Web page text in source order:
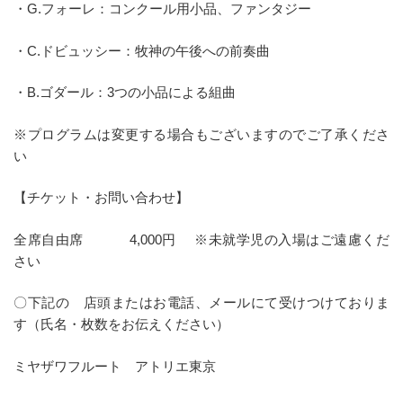
・G.フォーレ：コンクール用小品、ファンタジー
・C.ドビュッシー：牧神の午後への前奏曲
・B.ゴダール：3つの小品による組曲
※プログラムは変更する場合もございますのでご了承くださ
い
【チケット・お問い合わせ】
全席自由席 4,000円 ※未就学児の入場はご遠慮くだ
さい
〇下記の 店頭またはお電話、メールにて受けつけておりま
す（氏名・枚数をお伝えください）
ミヤザワフルート アトリエ東京